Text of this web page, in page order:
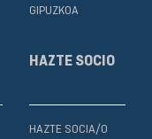
GIPUZKOA
HAZTE SOCIO
HAZTE SOCIA/O